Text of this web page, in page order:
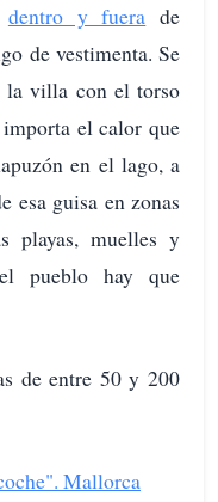
dentro y fuera de
de vestimenta. Se
la villa con el torso
el calor que
en el lago, a
esa guisa en zonas
playas, muelles y
pueblo hay que
de entre 50 y 200
Mallorca